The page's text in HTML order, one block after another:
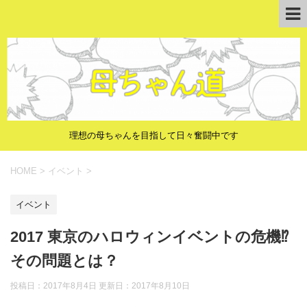
理想の母ちゃんを目指して日々奮闘中です
HOME > イベント >
イベント
2017 東京のハロウィンイベントの危機⁉︎
その問題とは？
投稿日：2017年8月4日 更新日： 2017年8月10日